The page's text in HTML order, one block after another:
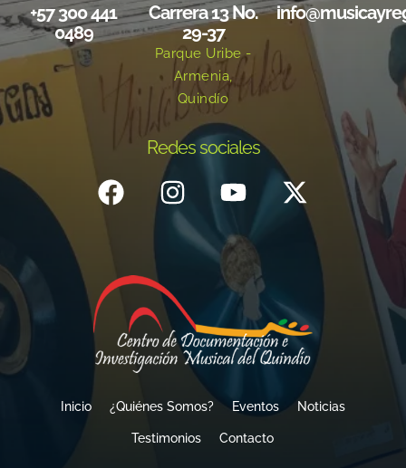
+57 300 441
0489
Carrera 13 No.
29-37
Parque Uribe -
Armenia,
Quindío
Redes sociales
Inicio ¿Quiénes Somos? Eventos Noticias
Testimonios Contacto